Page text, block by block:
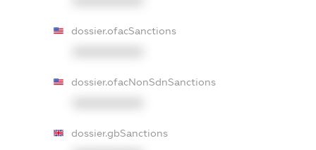
dossier.ofacSanctions
dossier.ofacNonSdnSanctions
dossier.gbSanctions